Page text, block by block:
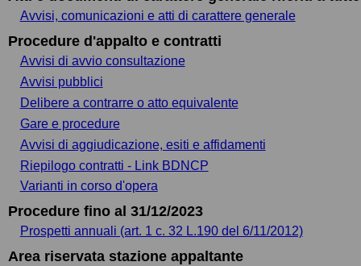
Avvisi, comunicazioni e atti di carattere generale
Procedure d'appalto e contratti
Avvisi di avvio consultazione
Avvisi pubblici
Delibere a contrarre o atto equivalente
Gare e procedure
Avvisi di aggiudicazione, esiti e affidamenti
Riepilogo contratti - Link BDNCP
Varianti in corso d'opera
Procedure fino al 31/12/2023
Prospetti annuali (art. 1 c. 32 L.190 del 6/11/2012)
Area riservata stazione appaltante